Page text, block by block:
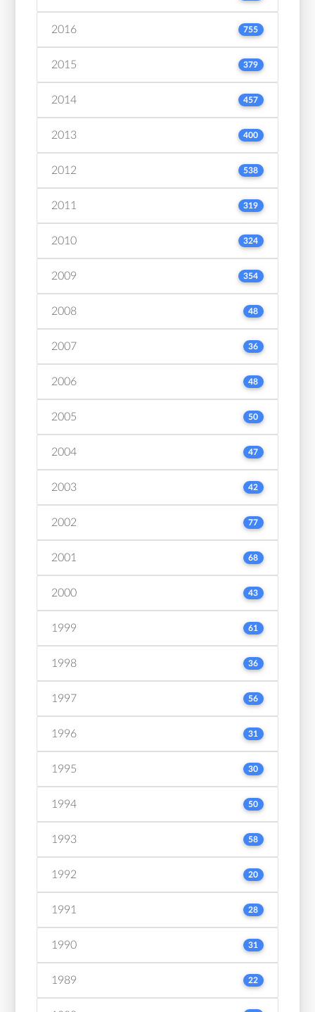
2016 755
2015 379
2014 457
2013 400
2012 538
2011 319
2010 324
2009 354
2008 48
2007 36
2006 48
2005 50
2004 47
2003 42
2002 77
2001 68
2000 43
1999 61
1998 36
1997 56
1996 31
1995 30
1994 50
1993 58
1992 20
1991 28
1990 31
1989 22